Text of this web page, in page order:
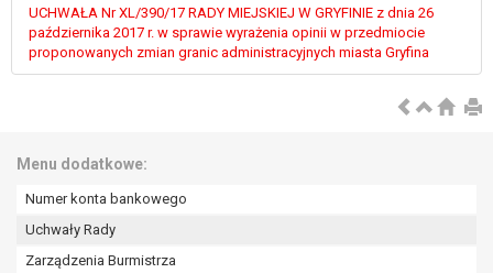
UCHWAŁA Nr XL/390/17 RADY MIEJSKIEJ W GRYFINIE z dnia 26
października 2017 r. w sprawie wyrażenia opinii w przedmiocie
proponowanych zmian granic administracyjnych miasta Gryfina
Menu dodatkowe:
Numer konta bankowego
Uchwały Rady
Zarządzenia Burmistrza